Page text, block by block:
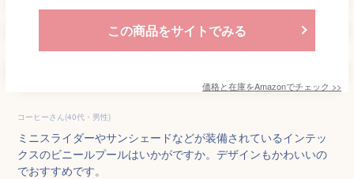
この商品をサイトでみる
価格と在庫をAmazonでチェック >>
コーヒーさん(40代・男性)
ミニスライダーやサンシェードなどが装備されているインテッ
クスのビニールプールはいかがですか。デザインもかわいいの
でおすすめです。